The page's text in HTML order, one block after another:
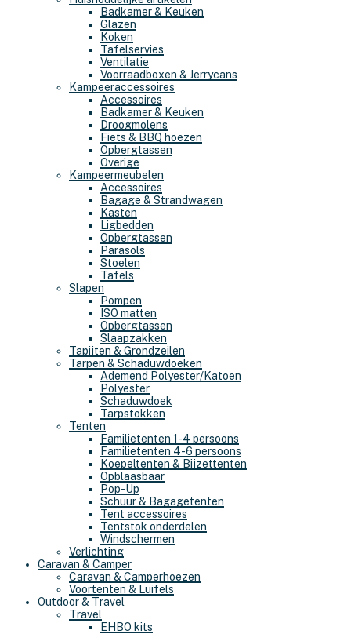
Badkamer & Keuken
Glazen
Koken
Tafelservies
Ventilatie
Voorraadboxen & Jerrycans
Kampeeraccessoires
Accessoires
Badkamer & Keuken
Droogmolens
Fiets & BBQ hoezen
Opbergtassen
Overige
Kampeermeubelen
Accessoires
Bagage & Strandwagen
Kasten
Ligbedden
Opbergtassen
Parasols
Stoelen
Tafels
Slapen
Pompen
ISO matten
Opbergtassen
Slaapzakken
Tapijten & Grondzeilen
Tarpen & Schaduwdoeken
Ademend Polyester/Katoen
Polyester
Schaduwdoek
Tarpstokken
Tenten
Familietenten 1-4 persoons
Familietenten 4-6 persoons
Koepeltenten & Bijzettenten
Opblaasbaar
Pop-Up
Schuur & Bagagetenten
Tent accessoires
Tentstok onderdelen
Windschermen
Verlichting
Caravan & Camper
Caravan & Camperhoezen
Voortenten & Luifels
Outdoor & Travel
Travel
EHBO kits